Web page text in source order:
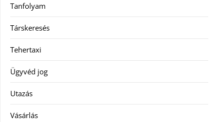
Tanfolyam
Társkeresés
Tehertaxi
Ügyvéd jog
Utazás
Vásárlás